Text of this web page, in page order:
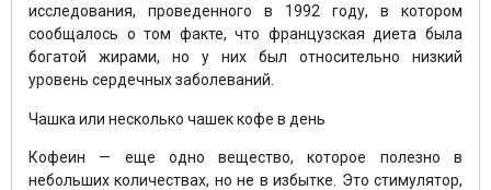
исследования, проведенного в 1992 году, в котором
сообщалось о том факте, что французская диета была
богатой жирами, но у них был относительно низкий
уровень сердечных заболеваний.
Чашка или несколько чашек кофе в день
Кофеин — еще одно вещество, которое полезно в
небольших количествах, но не в избытке. Это стимулятор,